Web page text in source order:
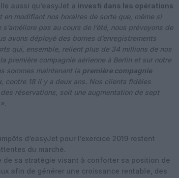
aussi qu’easyJet a investi dans les opérations
en modifiant nos horaires de sorte que, même si
s’améliore pas au cours de l’été, nous prévoyons de
avons déployé des bornes d’enregistrements
qui, ensemble, relient plus de 34 millions de nos
première compagnie aérienne à Berlin et sur notre
sommes maintenant la première compagnie
, contre 18 il y a deux ans. Nos clients fidèles
réservations, soit une augmentation de sept
».
d’easyJet pour l’exercice 2019 restent
du marché.
sa stratégie visant à conforter sa position de
afin de générer une croissance rentable, des